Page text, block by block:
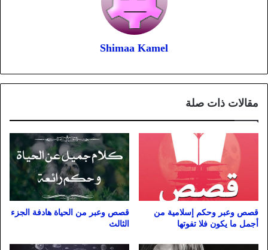
Shimaa Kamel
مقالات ذات صلة
قصص وعبر وحكم إسلامية من
أجمل ما يكون فلا تفوتها
قصص وعبر من الحياة هادفة الجزء
الثالث